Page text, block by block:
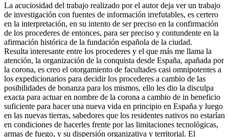
La acuciosidad del trabajo realizado por el autor deja ver un trabajo
de investigación con fuentes de información irrefutables, es certero
en la interpretación, en su intento de ser preciso en la confirmación
de los procederes de entonces, para ser preciso y contundente en la
afirmación histórica de la fundación española de la ciudad.
Resulta interesante entre los procederes y el que más me llama la
atención, la organización de la conquista desde España, apañada por
la corona, es creo el otorgamiento de facultades casi omnipotentes a
los expedicionarios para decidir los procederes a cambio de las
posibilidades de bonanza para los mismos, ello les dio la disculpa
exacta para actuar en nombre de la corona a cambio de in beneficio
suficiente para hacer una nueva vida en principio en España y luego
en las nuevas tierras, sabedores que los residentes nativos no estarían
en condiciones de hacerles frente por las limitaciones tecnológicas,
armas de fuego, y su dispersión organizativa y territorial. El